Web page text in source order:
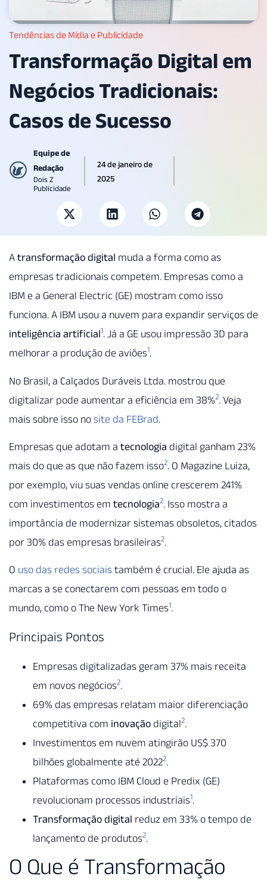
Tendências de Mídia e Publicidade
Transformação Digital em
Negócios Tradicionais:
Casos de Sucesso
Equipe de
Redação
Dois Z
Publicidade
24 de janeiro de
2025
A transformação digital muda a forma como as
empresas tradicionais competem. Empresas como a
IBM e a General Electric (GE) mostram como isso
funciona. A IBM usou a nuvem para expandir serviços de
inteligência artificial1. Já a GE usou impressão 3D para
melhorar a produção de aviões1.
No Brasil, a Calçados Duráveis Ltda. mostrou que
digitalizar pode aumentar a eficiência em 38%2. Veja
mais sobre isso no site da FEBrad.
Empresas que adotam a tecnologia digital ganham 23%
mais do que as que não fazem isso2. O Magazine Luiza,
por exemplo, viu suas vendas online crescerem 241%
com investimentos em tecnologia2. Isso mostra a
importância de modernizar sistemas obsoletos, citados
por 30% das empresas brasileiras2.
O uso das redes sociais também é crucial. Ele ajuda as
marcas a se conectarem com pessoas em todo o
mundo, como o The New York Times1.
Principais Pontos
Empresas digitalizadas geram 37% mais receita
em novos negócios2.
69% das empresas relatam maior diferenciação
competitiva com inovação digital2.
Investimentos em nuvem atingirão US$ 370
bilhões globalmente até 20222.
Plataformas como IBM Cloud e Predix (GE)
revolucionam processos industriais1.
Transformação digital reduz em 33% o tempo de
lançamento de produtos2.
O Que é Transformação